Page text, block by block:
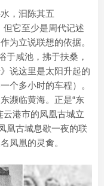
，汩陈其五
它至少是周代记述
为立说联想的依据。
于咸池，拂于扶桑，
说这里是太阳升起的
个多小时的车程）。
濒临黄海。正是“东
云港市的凤凰古城立
凰古城息歇一夜的联
凤凰的灵禽。